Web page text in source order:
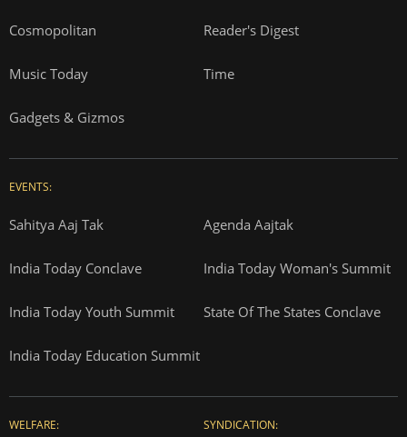
Cosmopolitan Reader's Digest
Music Today Time
Gadgets & Gizmos
EVENTS:
Sahitya Aaj Tak Agenda Aajtak
India Today Conclave India Today Woman's Summit
India Today Youth Summit State Of The States Conclave
India Today Education Summit
WELFARE: SYNDICATION: